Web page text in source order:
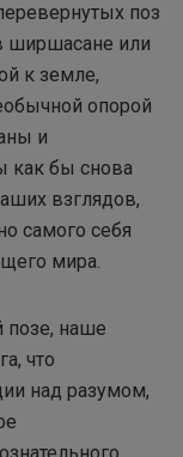
поз
ширшасане или
к земле,
опорой
и
как бы снова
взглядов,
самого себя
мира.
наше
что
над разумом,